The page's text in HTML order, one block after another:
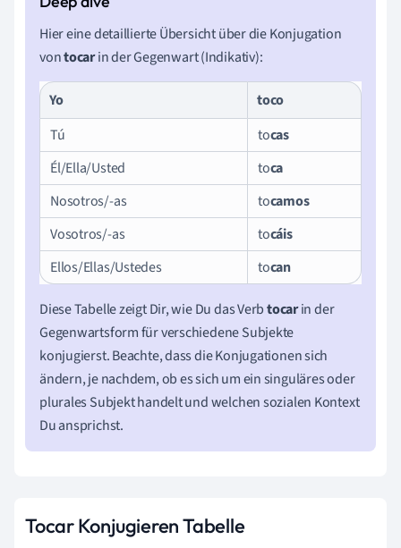
Hier eine detaillierte Übersicht über die Konjugation
vontocarin der Gegenwart (Indikativ):
Yo toco
Tú
tocas
Él/Ella/Usted
toca
Nosotros/-as
tocamos
Vosotros/-as
tocáis
Ellos/Ellas/Ustedes
tocan
Diese Tabelle zeigt Dir, wie Du das Verbtocarin der
Gegenwartsform für verschiedene Subjekte
konjugierst. Beachte, dass die Konjugationen sich
ändern, je nachdem, ob es sich um ein singuläres oder
plurales Subjekt handelt und welchen sozialen Kontext
Du ansprichst.
Tocar Konjugieren Tabelle